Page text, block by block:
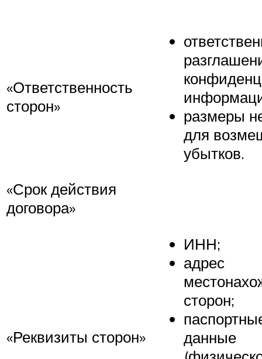
«Ответственность
сторон»
размеры
для
убытков.
«Срок действия
договора»
«Реквизиты сторон»
ИНН;
адрес
сторон;
данные